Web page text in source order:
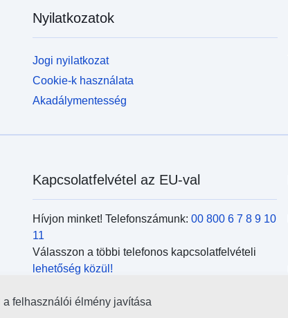
Nyilatkozatok
Jogi nyilatkozat
Cookie-k használata
Akadálymentesség
Kapcsolatfelvétel az EU-val
Hívjon minket! Telefonszámunk: 00 800 6 7 8 9 10
11
Válasszon a többi telefonos kapcsolatfelvételi
lehetőség közül!
kitöltésével!
felhasználói élmény javítása